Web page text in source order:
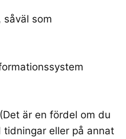
såväl som
är en fördel om du
eller på annat